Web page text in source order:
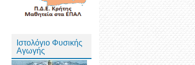
Ιστολόγιο Φυσικής
Αγωγής